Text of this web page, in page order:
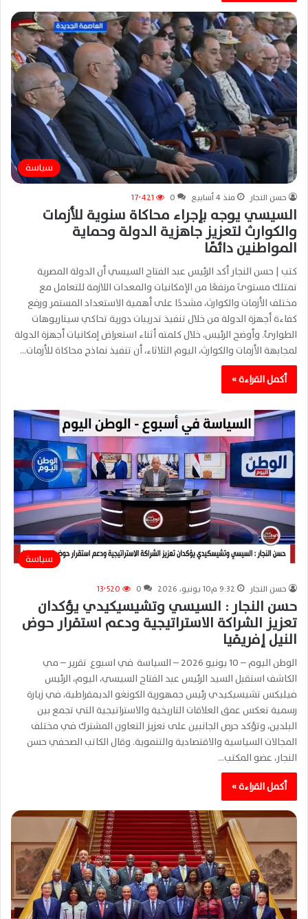
سياسة
حسن النجار منذ 4 أسابيع 0 17٬421
السيسي يوجه بإجراء محاكاة سنوية للأزمات
والكوارث لتعزيز جاهزية الدولة وحماية
المواطنين دائمًا
كتب | حسن النجار أكد الرئيس عبد الفتاح السيسي أن الدولة المصرية
تمتلك مستوىً مرتفعًا من الإمكانيات والمعدات اللازمة للتعامل مع
مختلف الأزمات والكوارث، مشددًا على أهمية الاستعداد المستمر ورفع
كفاءة أجهزة الدولة من خلال تنفيذ تدريبات دورية تحاكي سيناريوهات
الطوارئ. وأوضح الرئيس، خلال كلمته أثناء استعراض إمكانيات أجهزة الدولة
لمجابهة الأزمات والكوارث، اليوم الثلاثاء، أن تنفيذ نماذج محاكاة للأزمات…
أكمل القراءة »
سياسة
حسن النجار 9:32 م10 يونيو، 2026 0 13٬520
حسن النجار : السيسي وتشيسيكيدي يؤكدان
تعزيز الشراكة الاستراتيجية ودعم استقرار حوض
النيل إفريقيا
الوطن اليوم – 10 يونيو 2026 – السياسة في اسبوع تقرير – مي
الكاشف استقبل السيد الرئيس عبد الفتاح السيسي، اليوم، الرئيس
فيليكس تشيسيكيدي رئيس جمهورية الكونغو الديمقراطية، في زيارة
رسمية تعكس عمق العلاقات التاريخية والاستراتيجية التي تجمع بين
البلدين، وتؤكد حرص الجانبين على تعزيز التعاون المشترك في مختلف
المجالات السياسية والاقتصادية والتنموية. وقال الكاتب الصحفي حسن
النجار، عضو المكتب…
أكمل القراءة »